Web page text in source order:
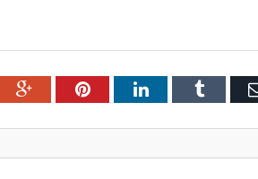
Google+PinterestLinkedInTumblr